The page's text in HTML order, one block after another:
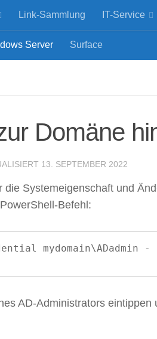
Link-Sammlung IT-Service
für Microsoft-Lösungen
Server Surface
Domäne
13. SEPTEMBER 2022
Systemeigenschaft und
Befehl:
mydomain\ADadmin -
AD-Administrators eintippen